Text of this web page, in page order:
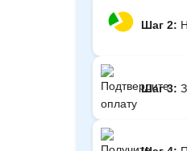
Шаг 2:
Шаг 3: